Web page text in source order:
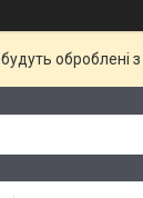
оброблені